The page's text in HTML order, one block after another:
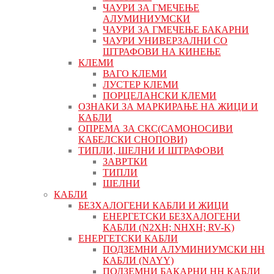
ЧАУРИ ЗА ГМЕЧЕЊЕ
АЛУМИНИУМСКИ
ЧАУРИ ЗА ГМЕЧЕЊЕ БАКАРНИ
ЧАУРИ УНИВЕРЗАЛНИ СО
ШТРАФОВИ НА КИНЕЊЕ
КЛЕМИ
ВАГО КЛЕМИ
ЛУСТЕР КЛЕМИ
ПОРЦЕЛАНСКИ КЛЕМИ
ОЗНАКИ ЗА МАРКИРАЊЕ НА ЖИЦИ И
КАБЛИ
ОПРЕМА ЗА СКС(САМОНОСИВИ
КАБЕЛСКИ СНОПОВИ)
ТИПЛИ, ШЕЛНИ И ШТРАФОВИ
ЗАВРТКИ
ТИПЛИ
ШЕЛНИ
КАБЛИ
БЕЗХАЛОГЕНИ КАБЛИ И ЖИЦИ
ЕНЕРГЕТСКИ БЕЗХАЛОГЕНИ
КАБЛИ (N2XH; NHXH; RV-K)
ЕНЕРГЕТСКИ КАБЛИ
ПОДЗЕМНИ АЛУМИНИУМСКИ НН
КАБЛИ (NAYY)
ПОДЗЕМНИ БАКАРНИ НН КАБЛИ